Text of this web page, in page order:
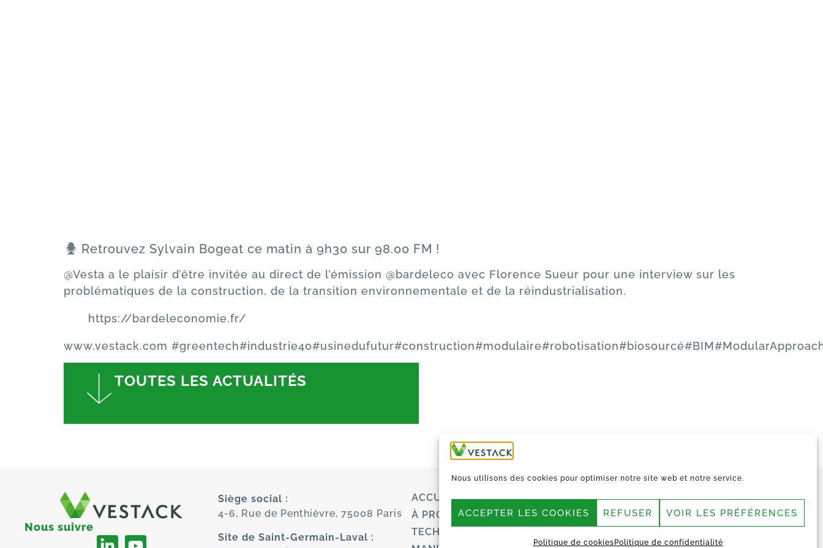
Nous utilisons des cookies pour optimiser notre site web et notre service.
ACCEPTER LES COOKIES REFUSER VOIR LES PRÉFÉRENCES
Politique de cookies Politique de confidentialité
Retrouvez Sylvain Bogeat ce matin à 9h30 sur 98.00 FM !
@Vesta a le plaisir d’être invitée au direct de l’émission @bardeleco avec Florence Sueur pour une interview sur les
problématiques de la construction, de la transition environnementale et de la réindustrialisation.
https://bardeleconomie.fr/
www.vestack.com #greentech#industrie40#usinedufutur#construction#modulaire#robotisation#biosourcé#BIM
TOUTES LES ACTUALITÉS
Nous suivre
Siège social :
4-6, Rue de Penthièvre, 75008 Paris
Site de Saint-Germain-Laval :
ACCUEIL
À PROPOS
TECHNOLOGIE
CONTACT
MY VESTACK
Mentions légales et Politique de